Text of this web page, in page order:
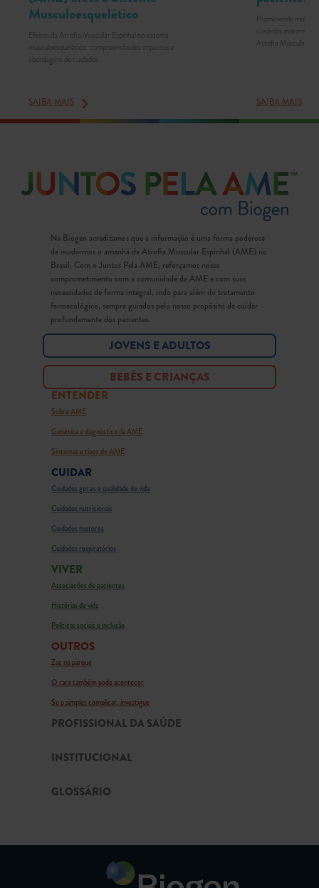
Musculoesquelético
Efeitos da Atrofia Muscular Espinhal no sistema
musculoesquelético: compreensão dos impactos e
abordagens de cuidados.
SAIBA MAIS
Promovendo
cuidados motores
Atrofia Muscular
SAIBA MAIS
Na Biogen acreditamos que a informação é uma forma poderosa
de mudarmos o amanhã da Atrofia Muscular Espinhal (AME) no
Brasil. Com o Juntos Pela AME, reforçamos nosso
comprometimento com a comunidade de AME e com suas
necessidades de forma integral, indo para além do tratamento
farmacológico, sempre guiados pelo nosso propósito de cuidar
profundamente dos pacientes.
JOVENS E ADULTOS
BEBÊS E CRIANÇAS
ENTENDER
Sobre AME
Genética e diagnóstico da AME
Sintomas e tipos de AME
CUIDAR
Cuidados gerais e qualidade de vida
Cuidados nutricionais
Cuidados motores
Cuidados respiratórios
VIVER
Associações de pacientes
Histórias de vida
Políticas sociais e inclusão
OUTROS
Zac no parque
O raro também pode acontecer
Se o simples complicar, investigue
PROFISSIONAL DA SAÚDE
INSTITUCIONAL
GLOSSÁRIO